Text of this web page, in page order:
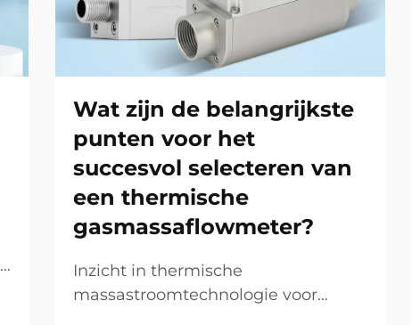
Wat zijn de belangrijkste
punten voor het
succesvol selecteren van
een thermische
gasmassaflowmeter?
Inzicht in thermische
massastroomtechnologie voor